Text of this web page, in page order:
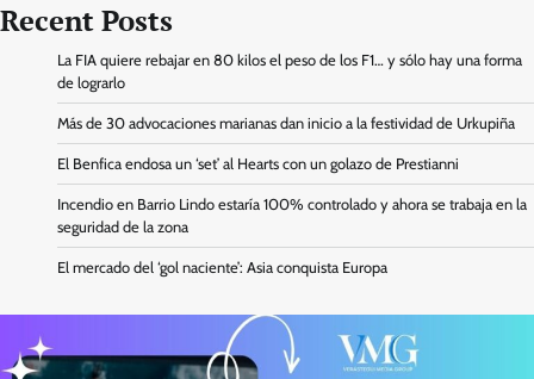
Recent Posts
La FIA quiere rebajar en 80 kilos el peso de los F1… y sólo hay una forma
de lograrlo
Más de 30 advocaciones marianas dan inicio a la festividad de Urkupiña
El Benfica endosa un ‘set’ al Hearts con un golazo de Prestianni
Incendio en Barrio Lindo estaría 100% controlado y ahora se trabaja en la
seguridad de la zona
El mercado del ‘gol naciente’: Asia conquista Europa